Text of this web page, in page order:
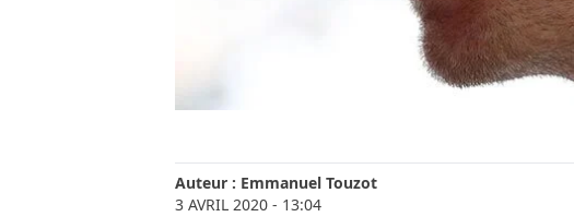
Auteur : Emmanuel Touzot
3 AVRIL 2020 - 13:04